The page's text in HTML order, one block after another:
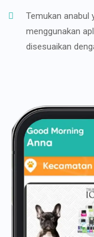
Temukan anabul
menggunakan
disesuaikan